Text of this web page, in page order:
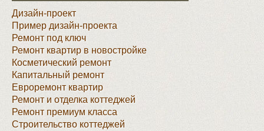
Дизайн-проект
Пример дизайн-проекта
Ремонт под ключ
Ремонт квартир в новостройке
Косметический ремонт
Капитальный ремонт
Евроремонт квартир
Ремонт и отделка коттеджей
Ремонт премиум класса
Строительство коттеджей